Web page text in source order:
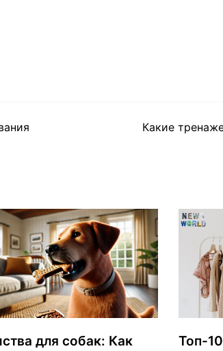
Какие
для собак: Как
Топ-